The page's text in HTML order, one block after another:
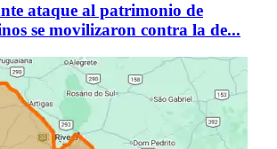
ataque al patrimonio de
se movilizaron contra la de...